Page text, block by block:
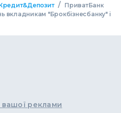
/ ПриватБанк
вкладникам "Брокбізнесбанку" і
вашої реклами